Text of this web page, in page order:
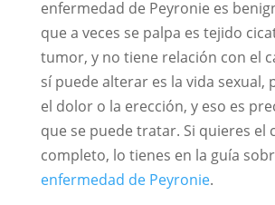
enfermedad de Peyronie es
que a veces se palpa es tejido
tumor, y no tiene relación con el
sí puede alterar es la vida sexual,
el dolor o la erección, y eso es
que se puede tratar. Si quieres el
completo, lo tienes en la guía
enfermedad de Peyronie.